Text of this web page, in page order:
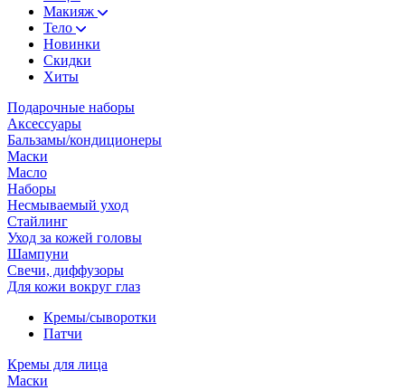
Макияж
Тело
Новинки
Скидки
Хиты
Подарочные наборы
Аксессуары
Бальзамы/кондиционеры
Маски
Масло
Наборы
Несмываемый уход
Стайлинг
Уход за кожей головы
Шампуни
Свечи, диффузоры
Для кожи вокруг глаз
Кремы/сыворотки
Патчи
Кремы для лица
Маски